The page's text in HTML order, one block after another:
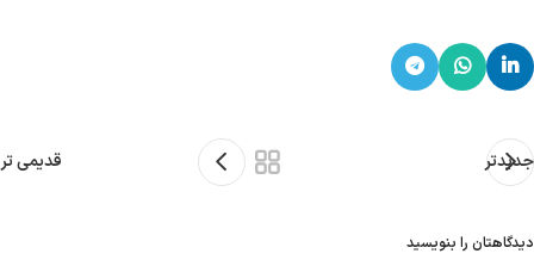
جدیدتر قدیمی تر
دیدگاهتان را بنویسید